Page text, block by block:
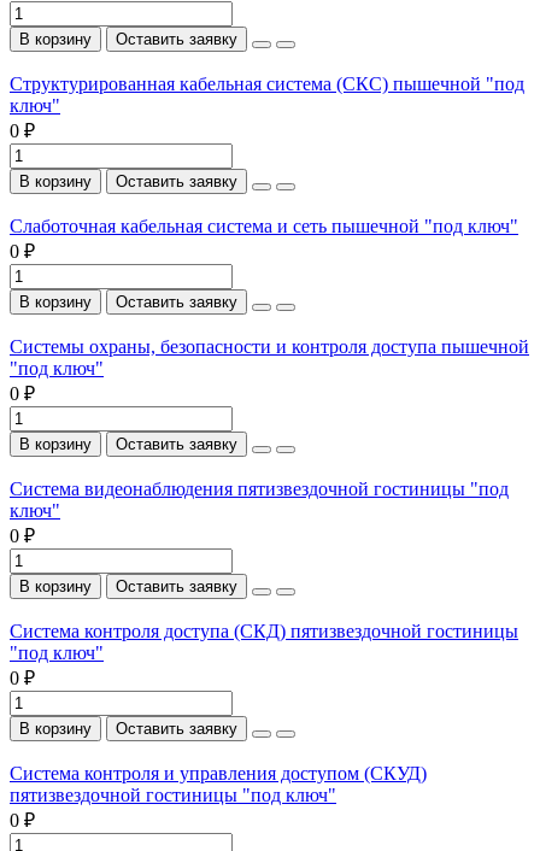
В корзину Оставить заявку
Структурированная кабельная система (СКС) пышечной "под
ключ"
0 ₽
В корзину Оставить заявку
Слаботочная кабельная система и сеть пышечной "под ключ"
0 ₽
В корзину Оставить заявку
Системы охраны, безопасности и контроля доступа пышечной
"под ключ"
0 ₽
В корзину Оставить заявку
Система видеонаблюдения пятизвездочной гостиницы "под
ключ"
0 ₽
В корзину Оставить заявку
Система контроля доступа (СКД) пятизвездочной гостиницы
"под ключ"
0 ₽
В корзину Оставить заявку
Система контроля и управления доступом (СКУД)
пятизвездочной гостиницы "под ключ"
0 ₽